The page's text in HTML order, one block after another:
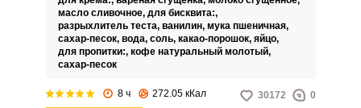
добавлением какао. Кремовая
прослойка готовится из
сгущенного молока, варенного и
обычного, а также коровьего
масло сливочное, для бисквита:,
разрыхлитель теста, ванилин, мука пшеничная,
сахар-песок, вода, соль, какао-порошок, яйцо,
для пропитки:, кофе натуральный молотый,
сахар-песок
8 ч 272.05 кКал 30172 0